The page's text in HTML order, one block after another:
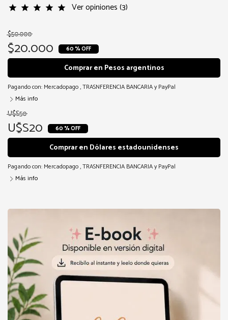
star star star star star Ver opiniones (3)
$50.000
$20.000 60 % OFF
Comprar en Pesos argentinos
Pagando con: Mercadopago,TRASNFERENCIA BANCARIAy PayPal
Más info
U$S50
U$S20 60 % OFF
Comprar en Dólares estadounidenses
Pagando con: Mercadopago,TRASNFERENCIA BANCARIAy PayPal
Más info